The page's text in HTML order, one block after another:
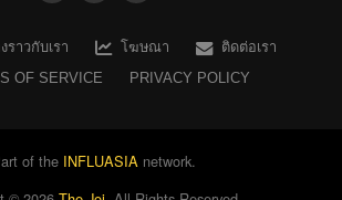
ราวกับเรา โฆษณา
ติดต่อเรา
OF SERVICE
PRIVACY POLICY
of the INFLUASIA network.